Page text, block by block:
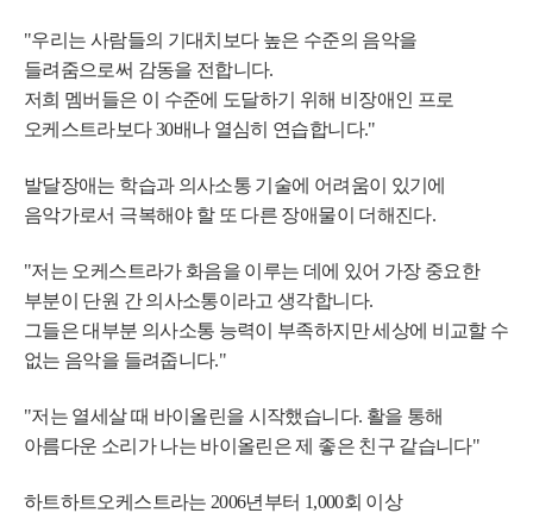
"우리는 사람들의 기대치보다 높은 수준의 음악을
들려줌으로써 감동을 전합니다.
저희 멤버들은 이 수준에 도달하기 위해 비장애인 프로
오케스트라보다 30배나 열심히 연습합니다."
발달장애는 학습과 의사소통 기술에 어려움이 있기에
음악가로서 극복해야 할 또 다른 장애물이 더해진다.
"저는 오케스트라가 화음을 이루는 데에 있어 가장 중요한
부분이 단원 간 의사소통이라고 생각합니다.
그들은 대부분 의사소통 능력이 부족하지만 세상에 비교할 수
없는 음악을 들려줍니다."
"저는 열세살 때 바이올린을 시작했습니다. 활을 통해
아름다운 소리가 나는 바이올린은 제 좋은 친구 같습니다"
하트하트오케스트라는 2006년부터 1,000회 이상